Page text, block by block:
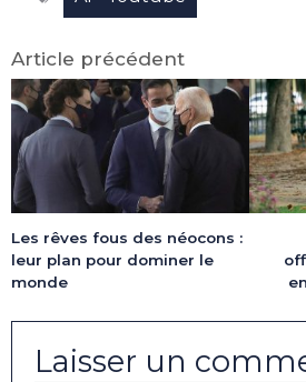
Article précédent
Les rêves fous des néocons :
leur plan pour dominer le
monde
Laisser un